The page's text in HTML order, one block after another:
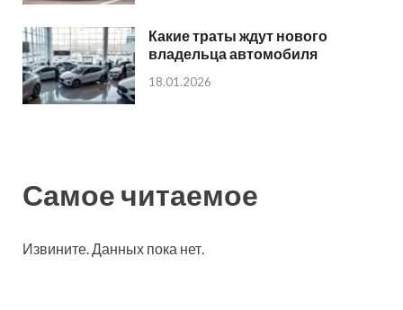
Какие траты ждут нового
владельца автомобиля
18.01.2026
Самое читаемое
Извините. Данных пока нет.